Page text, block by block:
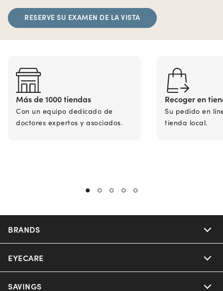
RESERVE SU EXAMEN DE LA VISTA
Más de 1000 tiendas
Con un equipo dedicado de
doctores expertos y asociados.
Recoger en
Su pedido en
tienda local.
BRANDS
Nuance Audio
Ray-Ban
EYECARE
Our Eyeglasses
SAVINGS